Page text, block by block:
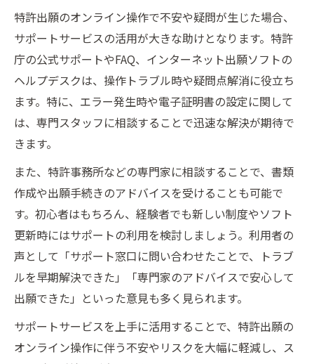
特許出願のオンライン操作で不安や疑問が生じた場合、
サポートサービスの活用が大きな助けとなります。特許
庁の公式サポートやFAQ、インターネット出願ソフトの
ヘルプデスクは、操作トラブル時や疑問点解消に役立ち
ます。特に、エラー発生時や電子証明書の設定に関して
は、専門スタッフに相談することで迅速な解決が期待で
きます。
また、特許事務所などの専門家に相談することで、書類
作成や出願手続きのアドバイスを受けることも可能で
す。初心者はもちろん、経験者でも新しい制度やソフト
更新時にはサポートの利用を検討しましょう。利用者の
声として「サポート窓口に問い合わせたことで、トラブ
ルを早期解決できた」「専門家のアドバイスで安心して
出願できた」といった意見も多く見られます。
サポートサービスを上手に活用することで、特許出願の
オンライン操作に伴う不安やリスクを大幅に軽減し、ス